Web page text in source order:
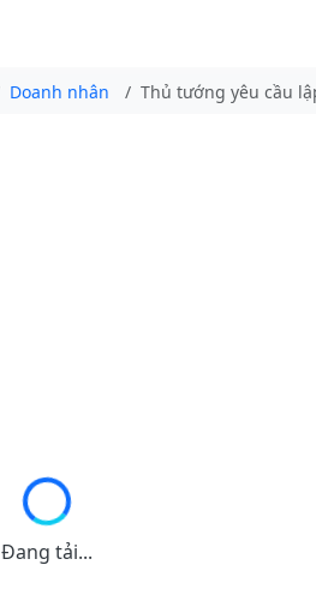
Doanh nhân Thủ tướng yêu cầu
Đang tải...